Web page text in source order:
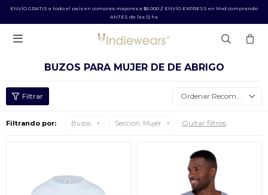
ENVÍO GRATIS a todo el país en compras mayores a $5.000 // ENVÍO EXPRESS en Mvd comprando
ANTES de las 12 hs

BUZOS PARA MUJER DE DE ABRIGO
Recomendados
Filtrando por: Buzos Sección: Mujer Quitar filtros